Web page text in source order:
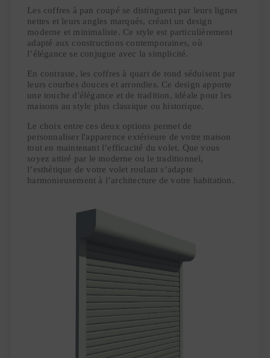
Les coffres à pan coupé se distinguent par leurs lignes
nettes et leurs angles marqués, créant un design
moderne et minimaliste. Ce style est particulièrement
adapté aux constructions contemporaines, où
l’élégance se conjugue avec la simplicité.
En contraste, les coffres à quart de rond séduisent par
leurs courbes douces et arrondies. Ce design apporte
une touche d'élégance et de tradition, idéale pour les
maisons au style plus classique ou historique.
Le choix entre ces deux options permet de
personnaliser l'apparence extérieure de votre maison
tout en maintenant l’efficacité du volet. Que vous
soyez attiré par le moderne ou le traditionnel,
l’esthétique de votre volet roulant s’adapte
harmonieusement à l’architecture de votre habitation.